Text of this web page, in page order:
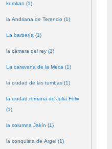
kumkan (1)
la Andriana de Terencio (1)
La barbería (1)
la cámara del rey (1)
La caravana de la Meca (1)
la ciudad de las tumbas (1)
la ciudad romana de Julia Felix
(1)
la columna Jakín (1)
la conquista de Argel (1)